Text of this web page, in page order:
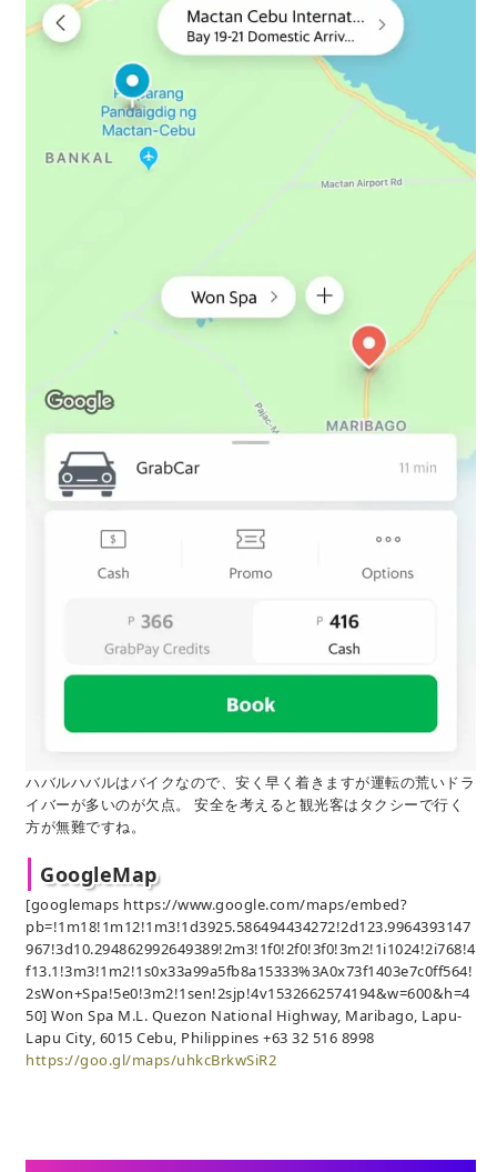
ハバルハバルはバイクなので、安く早く着きますが運転の荒いドラ
イバーが多いのが欠点。 安全を考えると観光客はタクシーで行く
方が無難ですね。
GoogleMap
[googlemaps https://www.google.com/maps/embed?
pb=!1m18!1m12!1m3!1d3925.586494434272!2d123.9964393147
967!3d10.294862992649389!2m3!1f0!2f0!3f0!3m2!1i1024!2i768!4
f13.1!3m3!1m2!1s0x33a99a5fb8a15333%3A0x73f1403e7c0ff564!
2sWon+Spa!5e0!3m2!1sen!2sjp!4v1532662574194&w=600&h=4
50] Won Spa M.L. Quezon National Highway, Maribago, Lapu-
Lapu City, 6015 Cebu, Philippines +63 32 516 8998
https://goo.gl/maps/uhkcBrkwSiR2